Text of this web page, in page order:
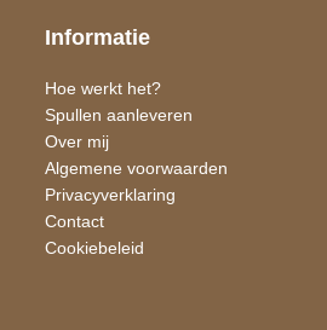
Informatie
Hoe werkt het?
Spullen aanleveren
Over mij
Algemene voorwaarden
Privacyverklaring
Contact
Cookiebeleid